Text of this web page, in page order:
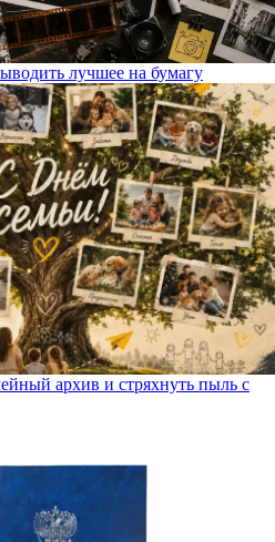
лучшее на бумагу
архив и стряхнуть пыль с